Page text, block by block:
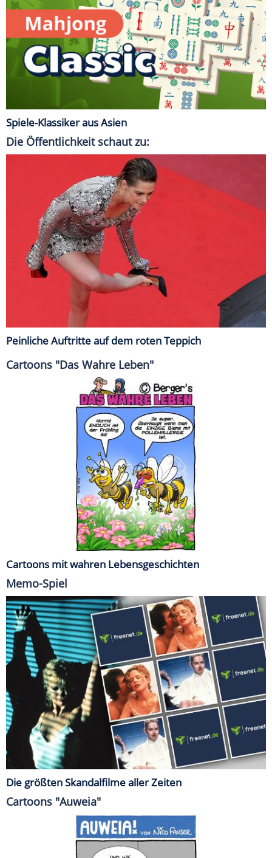
Spiele-Klassiker aus Asien
Die Öffentlichkeit schaut zu:
Peinliche Auftritte auf dem roten Teppich
Cartoons "Das Wahre Leben"
Cartoons mit wahren Lebensgeschichten
Memo-Spiel
Die größten Skandalfilme aller Zeiten
Cartoons "Auweia"